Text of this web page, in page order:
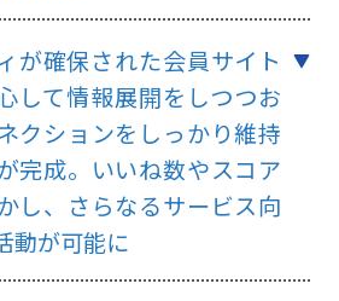
が確保された会員サイト
して情報展開をしつつお
クションをしっかり維持
完成。いいね数やスコア
し、さらなるサービス向
動が可能に